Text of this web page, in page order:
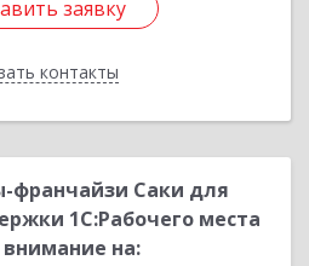
заявку
контакты
заявку
Назад
франчайзи Саки для
1С:Рабочего места
внимание на: